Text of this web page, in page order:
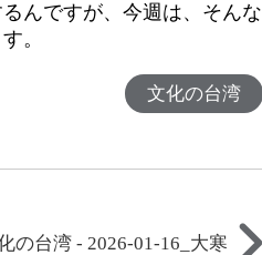
んですが、今週は、そんな
。
文化の台湾
の台湾 - 2026-01-16_大寒